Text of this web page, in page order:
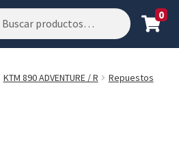
0
KTM 890 ADVENTURE / R
Repuestos